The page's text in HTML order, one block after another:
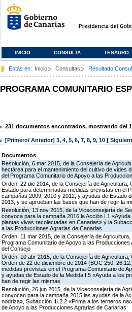
INICIO CONSULTA TESAURO
Estás en: Inicio Consultas Resultado
PROGRAMA COMUNITARIO
231 documentos encontrados, mostrando del
[Primero/ Anterior] 3, 4, 5, 6, 7, 8, 9, 10 [
Documentos
Resolución, 6 mar 2015, de la Consejería de
hectárea para el mantenimiento del cultivo de vides
del Programa Comunitario de Apoyo a las
Orden, 22 dic 2014, de la Consejería de
Estado para determinadas medidas previstas en el
campañas 2009, 2010 y 2012, y ayudas de Estado
2013, y se aprueban las bases que han de regir la
Resolución, 13 nov 2015, de la Viceconsejería de
convoca para la campaña 2016 la Acción I.1
plantas vivas recolectadas en Canarias» y la
a las Producciones Agrarias de Canarias
Orden, 11 mar 2015, de la Consejería de
Programa Comunitario de Apoyo a las
del Consejo
Orden, 10 abr 2015, de la Consejería de
Orden de 22 de diciembre de 2014 (BOC 250,
medidas previstas en el Programa Comunitario de
y ayudas de Estado de la Medida I.5 «Ayuda a los
han de regir las mismas
Resolución, 26 jun 2015, de la Viceconsejería de
convocan para la campaña 2015 las ayudas de la
nodriza», Subacción III.2.2 «Prima a los terneros
de Apoyo a las Producciones Agrarias de Canarias